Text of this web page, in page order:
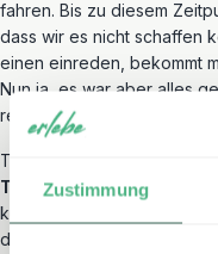
Zustimmung
fahren. Bis zu diesem
dass wir es nicht schaffen
einen einreden, bekommt
Nun ja, es war aber alles
recht.
Trotz Bedenken anderer
Thobolo’s Bush Lodge
.
kurzer Zeit und wir folgten
die nur mit